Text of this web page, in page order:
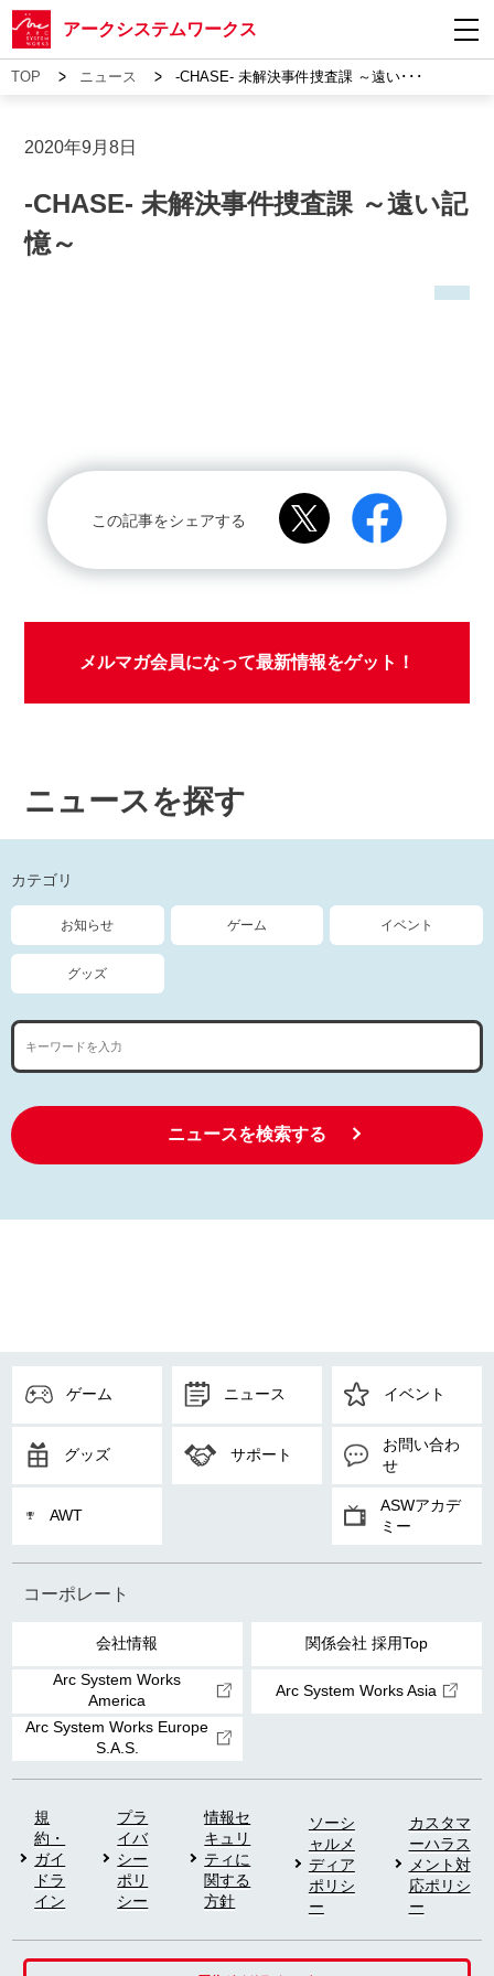
アークシステムワークス
TOP > ニュース > -CHASE- 未解決事件捜査課 ～遠い･･･
2020年9月8日
-CHASE- 未解決事件捜査課 ～遠い記
憶～
この記事をシェアする
メルマガ会員になって最新情報をゲット！
ニュースを探す
カテゴリ
お知らせ ゲーム イベント
グッズ
ニュースを検索する
ゲーム ニュース イベント
グッズ サポート
お問い合わ
せ
AWT
ASWアカデ
ミー
コーポレート
会社情報 関係会社 採用Top
Arc System Works
America
Arc System Works Asia
Arc System Works Europe
S.A.S.
規
約・
ガイ
ドラ
イン
プラ
イバ
シー
ポリ
シー
情報セ
キュリ
ティに
関する
方針
ソーシ
ャルメ
ディア
ポリシ
ー
カスタマ
ーハラス
メント対
応ポリシ
ー